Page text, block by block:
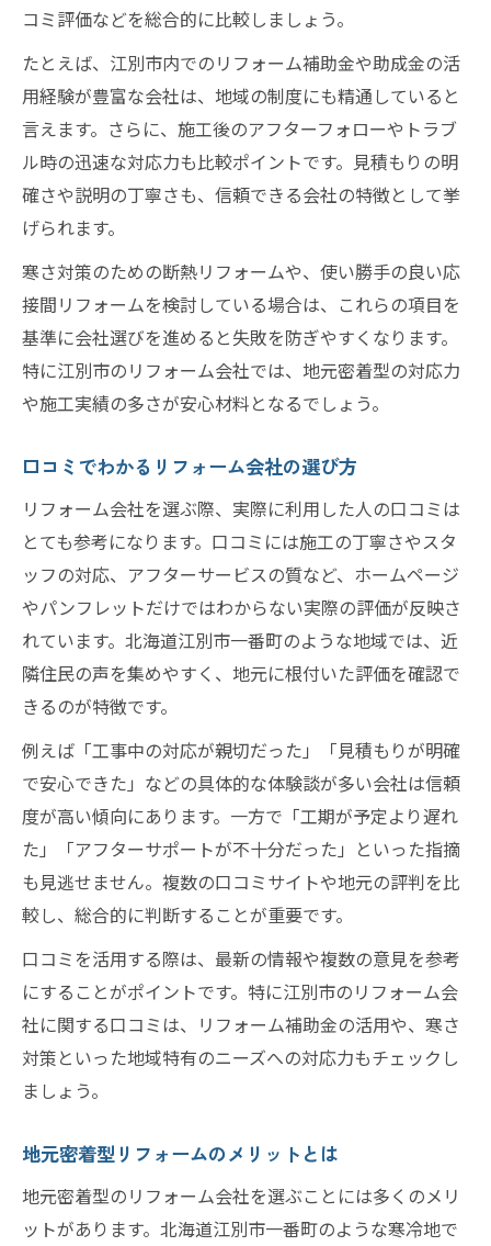
コミ評価などを総合的に比較しましょう。
たとえば、江別市内でのリフォーム補助金や助成金の活
用経験が豊富な会社は、地域の制度にも精通していると
言えます。さらに、施工後のアフターフォローやトラブ
ル時の迅速な対応力も比較ポイントです。見積もりの明
確さや説明の丁寧さも、信頼できる会社の特徴として挙
げられます。
寒さ対策のための断熱リフォームや、使い勝手の良い応
接間リフォームを検討している場合は、これらの項目を
基準に会社選びを進めると失敗を防ぎやすくなります。
特に江別市のリフォーム会社では、地元密着型の対応力
や施工実績の多さが安心材料となるでしょう。
口コミでわかるリフォーム会社の選び方
リフォーム会社を選ぶ際、実際に利用した人の口コミは
とても参考になります。口コミには施工の丁寧さやスタ
ッフの対応、アフターサービスの質など、ホームページ
やパンフレットだけではわからない実際の評価が反映さ
れています。北海道江別市一番町のような地域では、近
隣住民の声を集めやすく、地元に根付いた評価を確認で
きるのが特徴です。
例えば「工事中の対応が親切だった」「見積もりが明確
で安心できた」などの具体的な体験談が多い会社は信頼
度が高い傾向にあります。一方で「工期が予定より遅れ
た」「アフターサポートが不十分だった」といった指摘
も見逃せません。複数の口コミサイトや地元の評判を比
較し、総合的に判断することが重要です。
口コミを活用する際は、最新の情報や複数の意見を参考
にすることがポイントです。特に江別市のリフォーム会
社に関する口コミは、リフォーム補助金の活用や、寒さ
対策といった地域特有のニーズへの対応力もチェックし
ましょう。
地元密着型リフォームのメリットとは
地元密着型のリフォーム会社を選ぶことには多くのメリ
ットがあります。北海道江別市一番町のような寒冷地で